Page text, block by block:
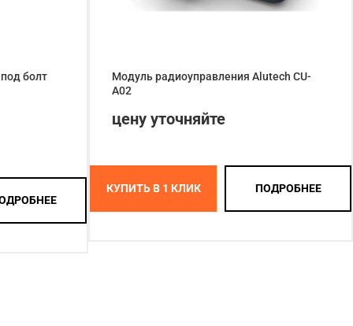
болт
Модуль радиоуправления Alutech CU-
A02
цену уточняйте
КУПИТЬ В 1 КЛИК ПОДРОБНЕЕ